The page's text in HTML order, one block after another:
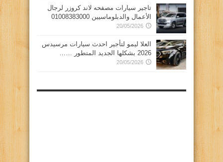
تاجير سيارات مصفحه لاند كروزر لرجال
الأعمال والدبلوماسيين 01008383000
20/05/2026
العلا ليمو لتأجير احدث سيارات مرسيدس
2026 بشكلها الجديد المتطور ……
20/05/2026